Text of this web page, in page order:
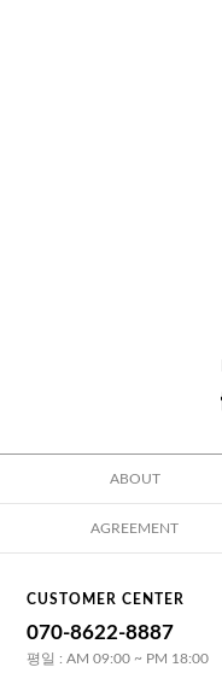
ABOUT
AGREEMENT
CUSTOMER CENTER
070-8622-8887
평일 : AM 09:00 ~ PM 18:00